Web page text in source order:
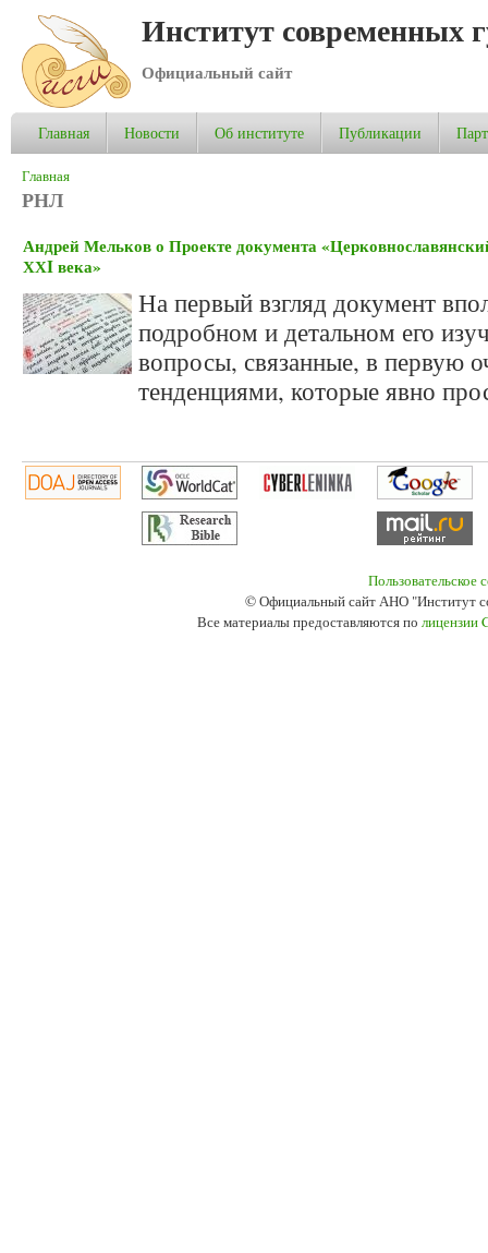
Институт современных
Официальный сайт
Главная Новости Об институте Публикации
Вы здесь
Главная
РНЛ
Андрей Мельков о Проекте документа
ХХI века»
На первый взгляд документ
подробном и детальном его
вопросы, связанные, в первую
тенденциями, которые явно
Пользовательское
© Официальный сайт АНО "Институт
Все материалы предоставляются по лицензии